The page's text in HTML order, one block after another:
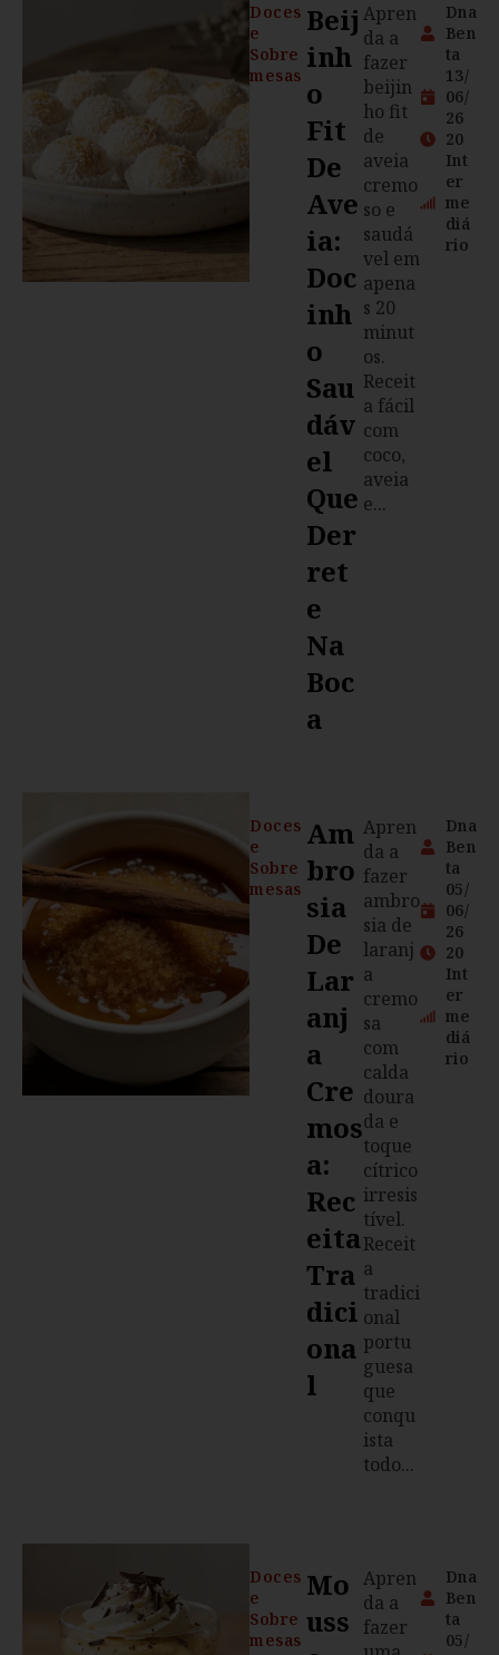
Doces
e
Sobre
mesas
Beij
Inh
O
Fit
De
Ave
Ia:
Doc
Inh
O
Sau
Dáv
El
Que
Der
Ret
E
Na
Boc
A
Apren
da a
fazer
beijin
ho fit
de
aveia
cremo
so e
saudá
vel em
apena
s 20
minut
os.
Receit
a fácil
com
coco,
aveia
e...
Dna
Ben
ta
13/
06/
26
20
Int
er
me
diá
rio
Doces
e
Sobre
mesas
Am
Bro
Sia
De
Lar
Anj
A
Cre
Mos
A:
Rec
Eita
Tra
Dici
Ona
L
Apren
da a
fazer
ambro
sia de
laranj
a
cremo
sa
com
calda
doura
da e
toque
cítrico
irresis
tível.
Receit
a
tradici
onal
portu
guesa
que
conqu
ista
todo...
Dna
Ben
ta
05/
06/
26
20
Int
er
me
diá
rio
Doces
e
Sobre
mesas
Mo
Uss
Apren
da a
fazer
Dna
Ben
ta
05/